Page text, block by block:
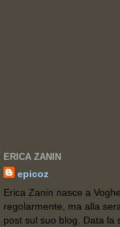
ERICA ZANIN
epicoz
Erica Zanin nasce a
regolarmente, ma alla
post sul suo blog. Data la